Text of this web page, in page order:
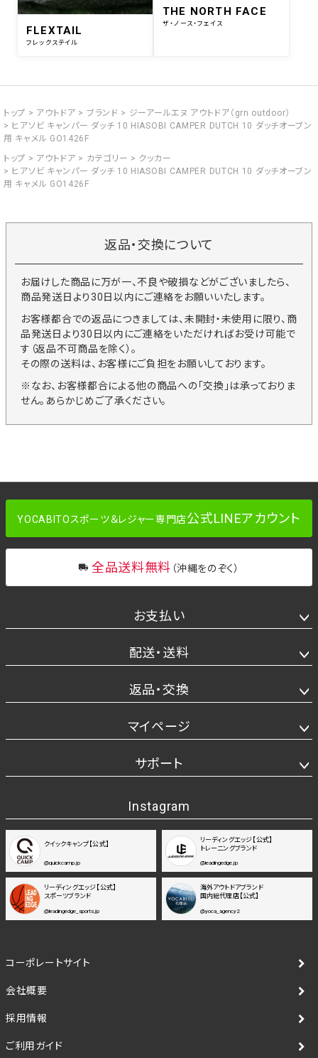
FLEXTAIL
フレックステイル
THE NORTH FACE
ザ・ノース・フェイス
トップ アウトドア ブランド
ジーアールエヌ アウトドア（grn outdoor）
ヒアソビ キャンパー ダッチ 10 HIASOBI CAMPER DUTCH 10 ダッチオーブン
用 キャメル GO1426F
トップ
アウトドア カテゴリー
クッカー
ヒアソビ キャンパー ダッチ 10 HIASOBI CAMPER DUTCH 10 ダッチオーブン
用 キャメル GO1426F
返品・交換について
お届けした商品に万が一、不良や破損などがございましたら、
商品発送日より30日以内にご連絡をお願いいたします。
お客様都合での返品につきましては、未開封・未使用に限り、商
品発送日より30日以内にご連絡をいただければお受け可能で
す（返品不可商品を除く）。
その際の送料は、お客様にご負担をお願いしております。
※なお、お客様都合による他の商品への「交換」は承っておりま
せん。あらかじめご了承ください。
YOCABITOスポーツ＆レジャー専門店公式LINEアカウント
全品送料無料 （沖縄をのぞく）
お支払い
配送・送料
返品・交換
マイページ
サポート
Instagram
クイックキャンプ【公式】
@quickcamp.jp
リーディングエッジ【公式】
トレーニングブランド
@leadingedge.jp
リーディングエッジ【公式】
スポーツブランド
@leadingedge_sports.jp
海外アウトドアブランド
国内総代理店【公式】
@yoca_agency2
コーポレートサイト
会社概要
採用情報
ご利用ガイド